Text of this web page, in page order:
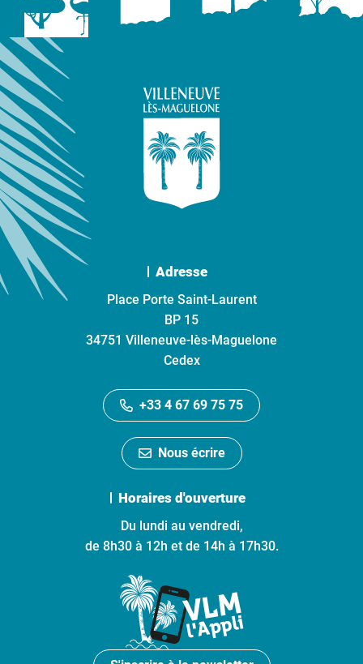
Adresse
Place Porte Saint-Laurent
BP 15
34751 Villeneuve-lès-Maguelone
Cedex
+33 4 67 69 75 75
Nous écrire
Horaires d'ouverture
Du lundi au vendredi,
de 8h30 à 12h et de 14h à 17h30.